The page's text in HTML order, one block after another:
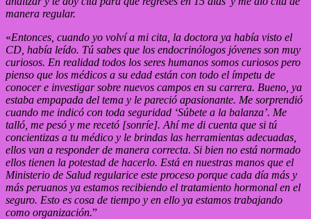
manera regular.
«Entonces, cuando yo volví a mi cita, la doctora ya había visto el
CD, había leído. Tú sabes que los endocrinólogos jóvenes son muy
curiosos. En realidad todos los seres humanos somos curiosos pero
pienso que los médicos a su edad están con todo el ímpetu de
conocer e investigar sobre nuevos campos en su carrera. Bueno, ya
estaba empapada del tema y le pareció apasionante. Me sorprendió
cuando me indicó con toda seguridad ‘Súbete a la balanza’. Me
talló, me pesó y me recetó [sonríe]. Ahí me di cuenta que si tú
concientizas a tu médico y le brindas las herramientas adecuadas,
ellos van a responder de manera correcta. Si bien no está normado
ellos tienen la potestad de hacerlo. Está en nuestras manos que el
Ministerio de Salud regularice este proceso porque cada día más y
más peruanos ya estamos recibiendo el tratamiento hormonal en el
seguro. Esto es cosa de tiempo y en ello ya estamos trabajando
como organización.”